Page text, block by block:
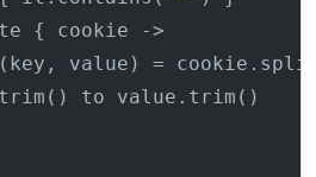
{ cookie ->
value) =
to value.trim()